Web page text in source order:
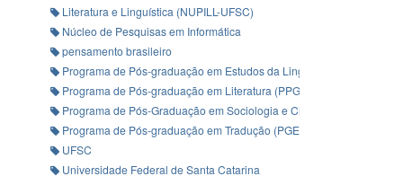
Literatura e Linguística (NUPILL-UFSC)
Núcleo de Pesquisas em Informática
pensamento brasileiro
Programa de Pós-graduação em Estudos da Linguagem (PPGEL-
Programa de Pós-graduação em Literatura (PPGLit-UFSC)
Programa de Pós-Graduação em Sociologia e Ciência Política
Programa de Pós-graduação em Tradução (PGET-UFSC)
UFSC
Universidade Federal de Santa Catarina